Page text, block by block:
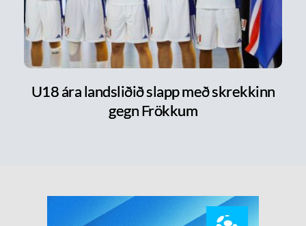
U18 ára landsliðið slapp með skrekkinn
gegn Frökkum